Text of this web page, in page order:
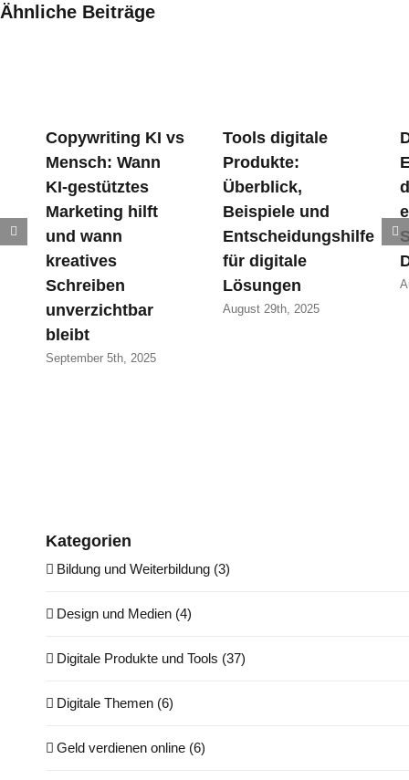
Ähnliche Beiträge
Copywriting KI vs
Mensch: Wann
KI-gestütztes
Marketing hilft
und wann
kreatives
Schreiben
unverzichtbar
bleibt
September 5th, 2025
Tools digitale
Produkte:
Überblick,
Beispiele und
Entscheidungshilfe
für digitale
Lösungen
August 29th, 2025
Kategorien
Bildung und Weiterbildung (3)
Design und Medien (4)
Digitale Produkte und Tools (37)
Digitale Themen (6)
Geld verdienen online (6)